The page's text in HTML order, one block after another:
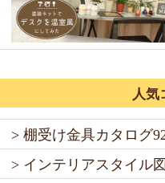
人気
> 棚受け金具カタログ
> インテリアスタイル